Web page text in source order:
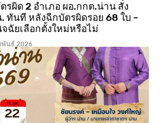
ผิด 2 อำเภอ ผอ.กกต.น่าน สั่ง
ทันที หลังฉีกบัตรผิดรอย 68 ใบ –
ฉัยเลือกตั้งใหม่หรือไม่
พันธ์ 2026